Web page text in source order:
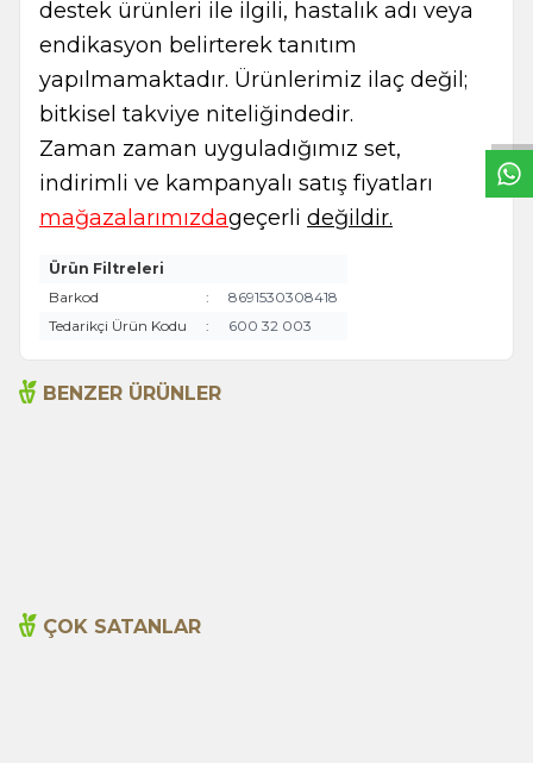
destek ürünleri ile ilgili, hastalık adı veya
endikasyon belirterek tanıtım
yapılmamaktadır. Ürünlerimiz ilaç değil;
bitkisel takviye niteliğindedir.
Zaman zaman uyguladığımız set,
indirimli ve kampanyalı satış fiyatları
mağazalarımızdageçerli değildir.
Ürün Filtreleri
Barkod
:
8691530308418
Tedarikçi Ürün Kodu
: 600 32 003
BENZER ÜRÜNLER
ÇOK SATANLAR